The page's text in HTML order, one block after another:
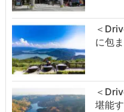
＜
に包
＜
堪能